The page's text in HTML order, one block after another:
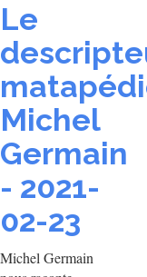
Le
Michel
Germain
- 2021-
02-23
Michel Germain